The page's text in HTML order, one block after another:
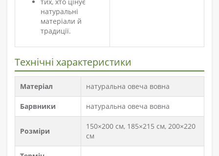
тих, хто цінує
натуральні
матеріали й
традиції.
Технічні характеристики
Матеріал натуральна овеча вовна
Барвники натуральна овеча вовна
Розміри
150×200 см, 185×215 см, 200×220
см